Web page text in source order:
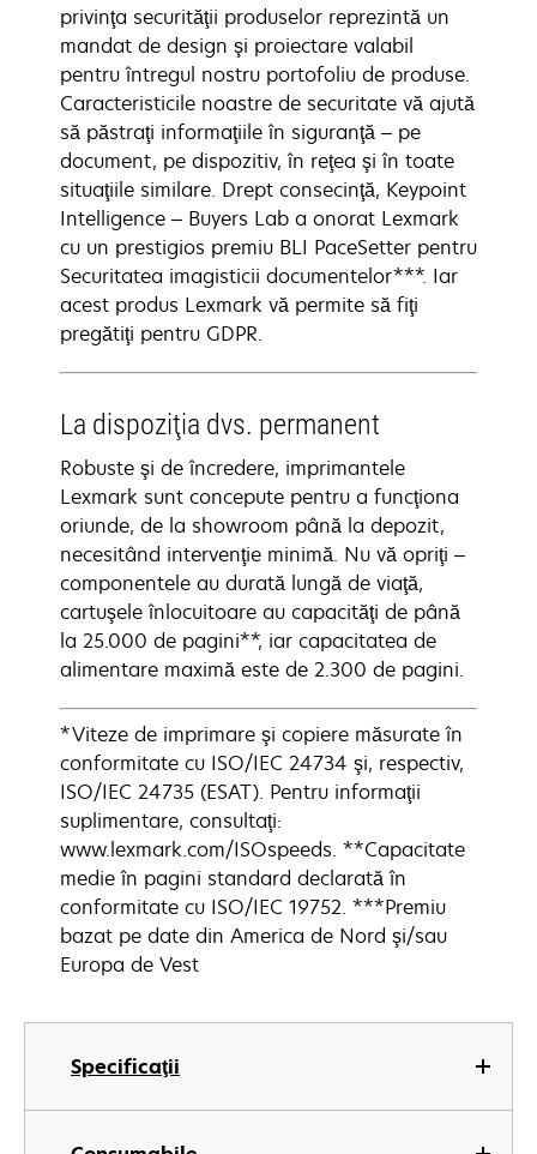
Specificaţii
privinţa securităţii produselor reprezintă un
mandat de design şi proiectare valabil
pentru întregul nostru portofoliu de produse.
Caracteristicile noastre de securitate vă ajută
să păstraţi informaţiile în siguranţă – pe
document, pe dispozitiv, în reţea şi în toate
situaţiile similare. Drept consecinţă, Keypoint
Intelligence – Buyers Lab a onorat Lexmark
cu un prestigios premiu BLI PaceSetter pentru
Securitatea imagisticii documentelor***. Iar
acest produs Lexmark vă permite să fiţi
pregătiţi pentru GDPR.
La dispoziţia dvs. permanent
Robuste şi de încredere, imprimantele
Lexmark sunt concepute pentru a funcţiona
oriunde, de la showroom până la depozit,
necesitând intervenţie minimă. Nu vă opriţi –
componentele au durată lungă de viaţă,
cartuşele înlocuitoare au capacităţi de până
la 25.000 de pagini**, iar capacitatea de
alimentare maximă este de 2.300 de pagini.
*Viteze de imprimare şi copiere măsurate în
conformitate cu ISO/IEC 24734 şi, respectiv,
ISO/IEC 24735 (ESAT). Pentru informaţii
suplimentare, consultaţi:
www.lexmark.com/ISOspeeds. **Capacitate
medie în pagini standard declarată în
conformitate cu ISO/IEC 19752. ***Premiu
bazat pe date din America de Nord şi/sau
Europa de Vest